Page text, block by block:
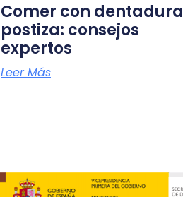
Comer con dentadura
postiza: consejos
expertos
Leer Más